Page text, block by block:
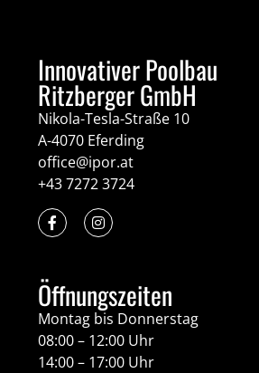
Innovativer Poolbau
Ritzberger GmbH
Nikola-Tesla-Straße 10
A-4070 Eferding
office@ipor.at
+43 7272 3724
Öffnungszeiten
Montag bis Donnerstag
08:00 – 12:00 Uhr
14:00 – 17:00 Uhr